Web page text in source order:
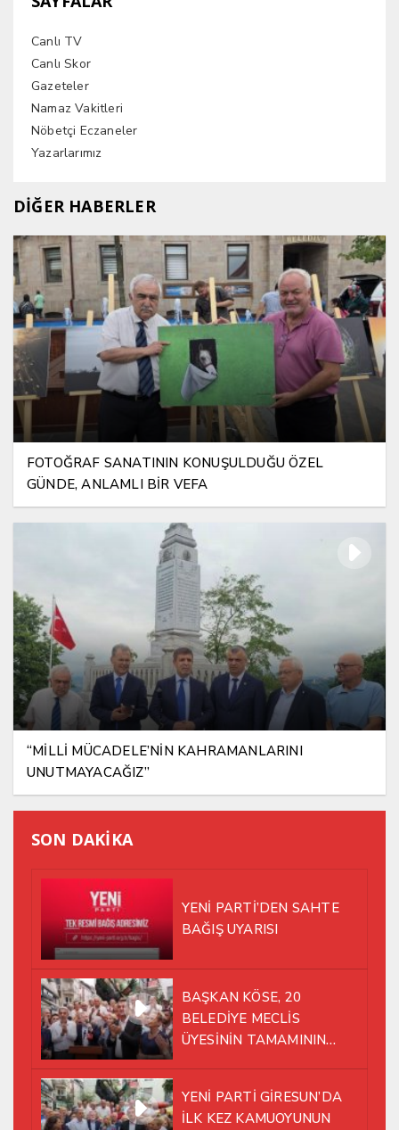
Canlı TV
Canlı Skor
Gazeteler
Namaz Vakitleri
Nöbetçi Eczaneler
Yazarlarımız
DİĞER HABERLER
FOTOĞRAF SANATININ KONUŞULDUĞU ÖZEL
GÜNDE, ANLAMLI BİR VEFA
“MİLLİ MÜCADELE’NİN KAHRAMANLARINI
UNUTMAYACAĞIZ”
SON DAKİKA
YENİ PARTİ’DEN SAHTE
BAĞIŞ UYARISI
BAŞKAN KÖSE, 20
BELEDİYE MECLİS
ÜYESİNİN TAMAMININ
YÜRÜMEYE KARAR VERDİK
YENİ PARTİ GİRESUN’DA
İLK KEZ KAMUOYUNUN